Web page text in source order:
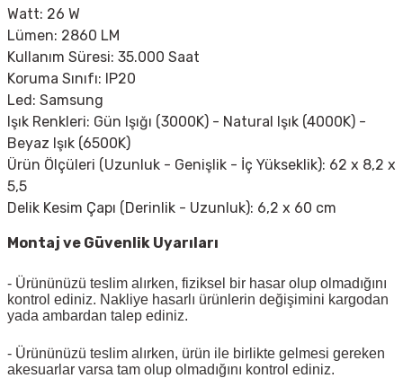
Watt: 26 W
Lümen: 2860 LM
Kullanım Süresi: 35.000 Saat
Koruma Sınıfı: IP20
Led: Samsung
Işık Renkleri: Gün Işığı (3000K) - Natural Işık (4000K) -
Beyaz Işık (6500K)
Ürün Ölçüleri (Uzunluk - Genişlik - İç Yükseklik): 62 x 8,2 x
5,5
Delik Kesim Çapı (Derinlik - Uzunluk): 6,2 x 60 cm
Montaj ve Güvenlik Uyarıları
- Ürününüzü teslim alırken, fiziksel bir hasar olup olmadığını
kontrol ediniz. Nakliye hasarlı ürünlerin değişimini kargodan
yada ambardan talep ediniz.
- Ürününüzü teslim alırken, ürün ile birlikte gelmesi gereken
akesuarlar varsa tam olup olmadığını kontrol ediniz.